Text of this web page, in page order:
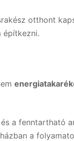
otthont
építkezni.
a fenntartható
a